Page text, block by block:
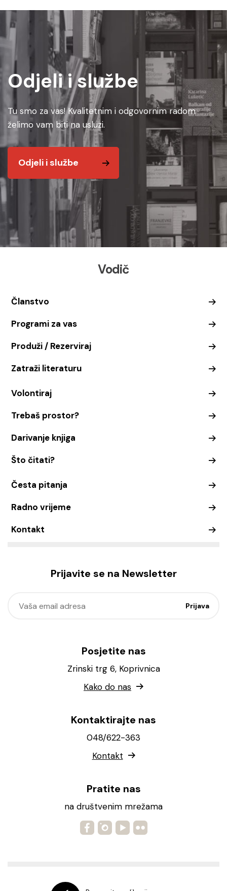
Odjeli i službe
Tu smo za vas! Kvalitetnim i odgovornim radom
želimo vam biti na usluzi.
Odjeli i službe
Vodič
Članstvo
Programi za vas
Produži / Rezerviraj
Zatraži literaturu
Volontiraj
Trebaš prostor?
Darivanje knjiga
Što čitati?
Česta pitanja
Radno vrijeme
Kontakt
Prijavite se na Newsletter
Posjetite nas
Zrinski trg 6, Koprivnica
Kako do nas
Kontaktirajte nas
048/622-363
Kontakt
Pratite nas
na društvenim mrežama